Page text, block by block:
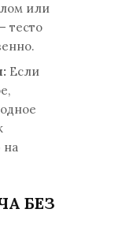
или
тесто
Если
на
БЕЗ